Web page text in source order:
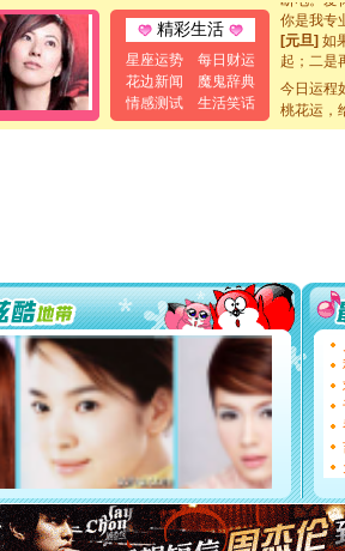
精彩生活
星座运势
每日财运
花边新闻
魔鬼辞典
情感测试
生活笑话
你是我专
[元旦]如
起；二是
离。水晶
[元旦]当
泣，这痛
卖了。水
你太多，
要平安
[圣诞节]
能正大
都要快乐
[圣诞节]
如意,快
[元旦]
看
断电。
你是我
[元旦]如
起；二是
离。水晶
今日运程
桃花运，